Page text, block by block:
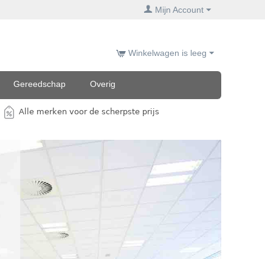
Mijn Account
Winkelwagen is leeg
Gereedschap Overig
Alle merken voor de scherpste prijs